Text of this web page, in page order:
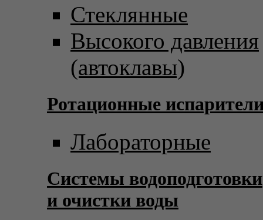
Стеклянные
Высокого давления
(автоклавы)
Ротационные
Лабораторные
Системы водоподготовки
и очистки воды